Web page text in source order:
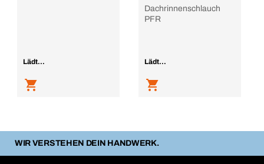
Lädt...
Dachrinnenschlauch
PFR
Lädt...
WIR VERSTEHEN DEIN HANDWERK.